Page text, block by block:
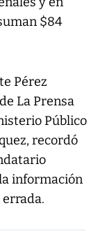
$84
Pérez
La Prensa
Público
recordó
información